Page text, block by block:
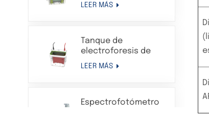
de proteínas con
vertical
LEER MÁS
Tanque de
electroforesis de
transferencia
Sistema de aparato
compatible con Bio-
LEER MÁS
Espectrofotómetro